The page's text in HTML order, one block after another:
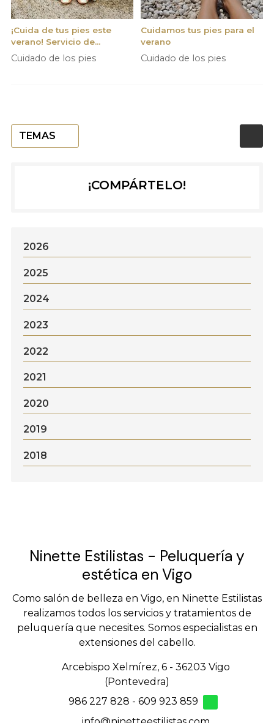
TEMAS
¡Cuida de tus pies este
verano! Servicio de
pedicura en Vigo
Cuidado de los pies
Cuidamos tus pies para el
verano
Cuidado de los pies
¡COMPÁRTELO!
2026
2025
2024
2023
2022
2021
2020
2019
2018
Ninette Estilistas - Peluquería y
estética en Vigo
Como salón de belleza en Vigo, en Ninette Estilistas
realizamos todos los servicios y tratamientos de
peluquería que necesites. Somos especialistas en
extensiones del cabello.
Arcebispo Xelmírez, 6 - 36203 Vigo
(Pontevedra)
986 227 828 - 609 923 859